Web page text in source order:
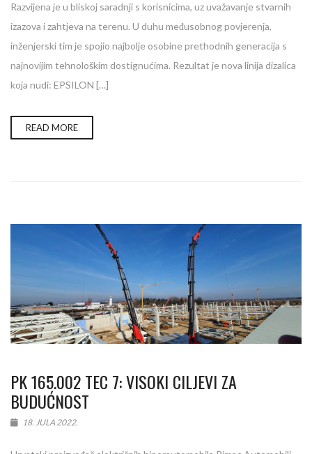
Razvijena je u bliskoj saradnji s korisnicima, uz uvažavanje stvarnih
izazova i zahtjeva na terenu. U duhu međusobnog povjerenja,
inženjerski tim je spojio najbolje osobine prethodnih generacija s
najnovijim tehnološkim dostignućima. Rezultat je nova linija dizalica
koja nudi: EPSILON […]
READ MORE
PK 165.002 TEC 7: VISOKI CILJEVI ZA
BUDUĆNOST
18. JULA 2022.